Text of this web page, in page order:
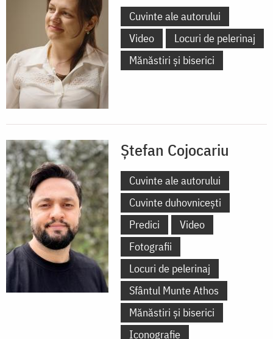
Cuvinte ale autorului
Video
Locuri de pelerinaj
Mănăstiri și biserici
Ștefan Cojocariu
Cuvinte ale autorului
Cuvinte duhovnicești
Predici
Video
Fotografii
Locuri de pelerinaj
Sfântul Munte Athos
Mănăstiri și biserici
Iconografie